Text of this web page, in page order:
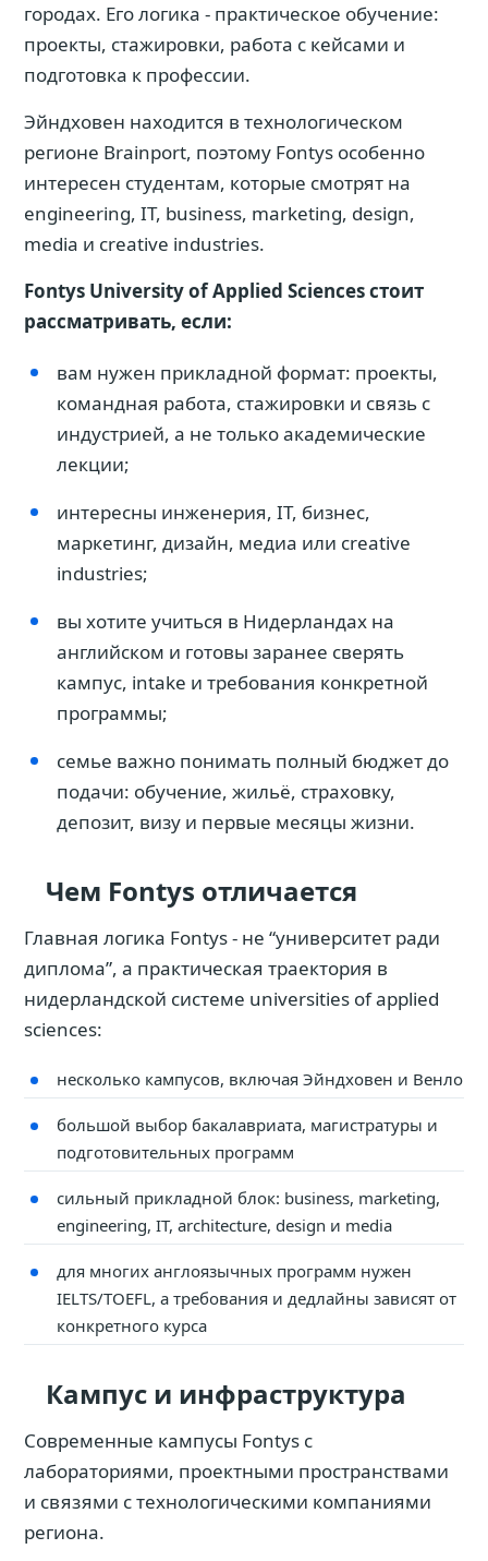
городах. Его логика - практическое обучение:
проекты, стажировки, работа с кейсами и
подготовка к профессии.
Эйндховен находится в технологическом
регионе Brainport, поэтому Fontys особенно
интересен студентам, которые смотрят на
engineering, IT, business, marketing, design,
media и creative industries.
Fontys University of Applied Sciences стоит
рассматривать, если:
вам нужен прикладной формат: проекты,
командная работа, стажировки и связь с
индустрией, а не только академические
лекции;
интересны инженерия, IT, бизнес,
маркетинг, дизайн, медиа или creative
industries;
вы хотите учиться в Нидерландах на
английском и готовы заранее сверять
кампус, intake и требования конкретной
программы;
семье важно понимать полный бюджет до
подачи: обучение, жильё, страховку,
депозит, визу и первые месяцы жизни.
Чем Fontys отличается
Главная логика Fontys - не “университет ради
диплома”, а практическая траектория в
нидерландской системе universities of applied
sciences:
несколько кампусов, включая Эйндховен и Венло
большой выбор бакалавриата, магистратуры и
подготовительных программ
сильный прикладной блок: business, marketing,
engineering, IT, architecture, design и media
для многих англоязычных программ нужен
IELTS/TOEFL, а требования и дедлайны зависят от
конкретного курса
Кампус и инфраструктура
Современные кампусы Fontys с
лабораториями, проектными пространствами
и связями с технологическими компаниями
региона.